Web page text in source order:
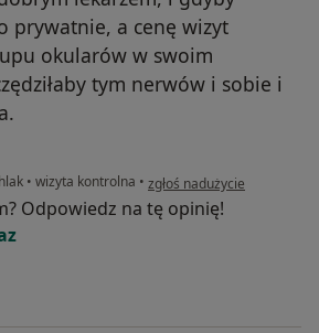
prywatnie, a cenę wizyt
okularów w swoim
tym nerwów i sobie i
• wizyta kontrolna • w opinii użytkownika Joanna
zgłoś nadużycie
Odpowiedz na tę opinię!